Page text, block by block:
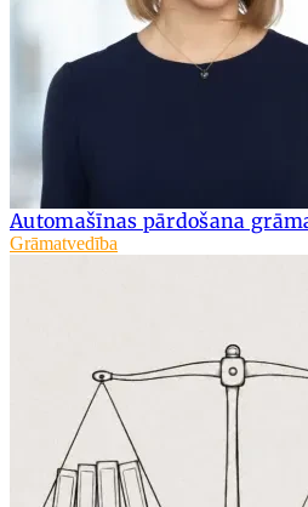
Automašīnas pārdošana
Grāmatvedība